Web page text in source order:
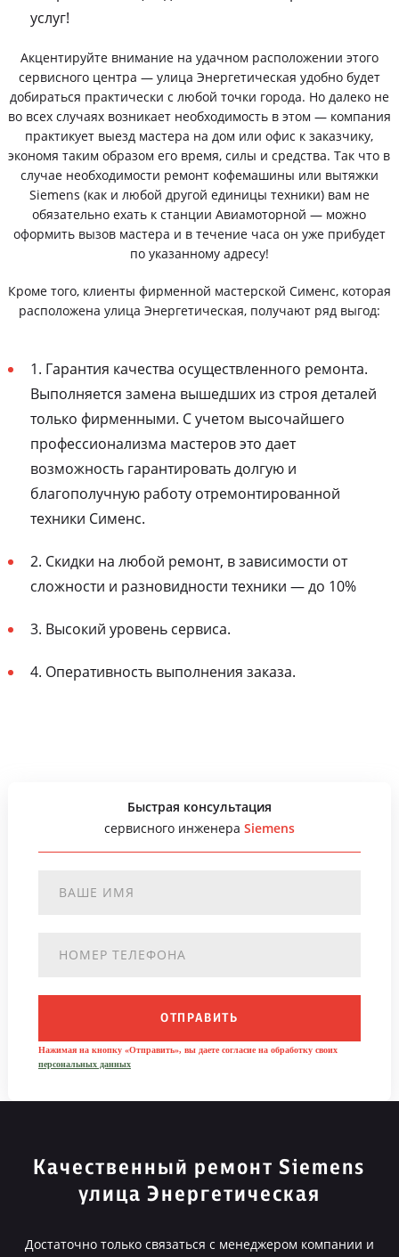
услуг!
Акцентируйте внимание на удачном расположении этого
сервисного центра — улица Энергетическая удобно будет
добираться практически с любой точки города. Но далеко не
во всех случаях возникает необходимость в этом — компания
практикует выезд мастера на дом или офис к заказчику,
экономя таким образом его время, силы и средства. Так что в
случае необходимости ремонт кофемашины или вытяжки
Siemens (как и любой другой единицы техники) вам не
обязательно ехать к станции Авиамоторной — можно
оформить вызов мастера и в течение часа он уже прибудет
по указанному адресу!
Кроме того, клиенты фирменной мастерской Сименс, которая
расположена улица Энергетическая, получают ряд выгод:
1. Гарантия качества осуществленного ремонта.
Выполняется замена вышедших из строя деталей
только фирменными. С учетом высочайшего
профессионализма мастеров это дает
возможность гарантировать долгую и
благополучную работу отремонтированной
техники Сименс.
2. Скидки на любой ремонт, в зависимости от
сложности и разновидности техники — до 10%
3. Высокий уровень сервиса.
4. Оперативность выполнения заказа.
Быстрая консультация
сервисного инженера Siemens
ОТПРАВИТЬ
Нажимая на кнопку «Отправить», вы даете согласие на обработку своих
персональных данных
Качественный ремонт Siemens
улица Энергетическая
Достаточно только связаться с менеджером компании и